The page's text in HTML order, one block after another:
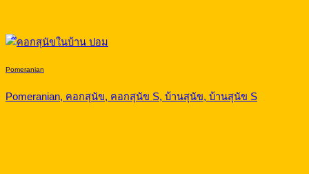
Pomeranian
Pomeranian, คอกสุนัข, คอกสุนัข S, บ้านสุนัข, บ้านสุนัข S